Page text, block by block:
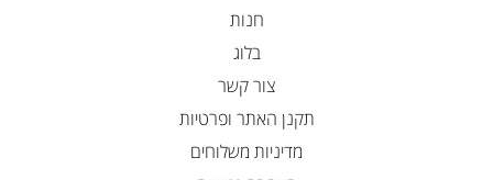
חנות
בלוג
צור קשר
תקנן האתר ופרטיות
מדיניות משלוחים